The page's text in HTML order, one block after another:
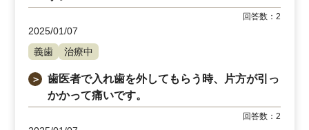
回答数：2
2025/01/07
義歯
治療中
＞
歯医者で入れ歯を外してもらう時、片方が引っ
かかって痛いです。
回答数：2